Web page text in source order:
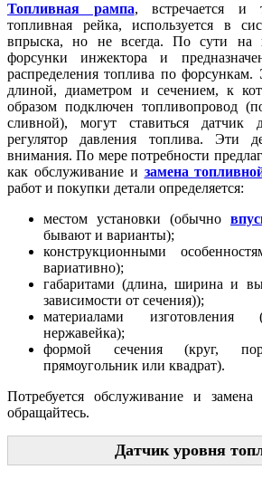
Топливная рампа, встречается и
топливная рейка, используется в
впрыска, но не всегда. По сути на
форсунки инжектора и
распределения топлива по форсункам.
длиной, диаметром и сечением, к
образом подключен топливопровод
сливной), могут ставиться датчик
регулятор давления топлива. Эти
внимания. По мере потребности
как обслуживание и замена
работ и покупки детали определяется:
местом установки (обычно
бывают и варианты);
конструкционными
вариативно);
габаритами (длина, ширина и
зависимости от сечения));
материалами
нержавейка);
формой сечения (круг,
прямоугольник или квадрат).
Потребуется обслуживание и
обращайтесь.
Датчик уровня